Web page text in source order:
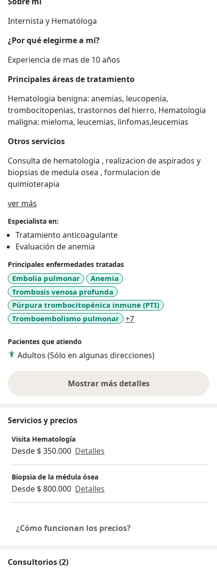
Internista y Hematóloga
¿Por qué elegirme a mí?
Experiencia de mas de 10 años
Principales áreas de tratamiento
Hematologia benigna: anemias, leucopenia,
trombocitopenias, trastornos del hierro, Hematologia
maligna: mieloma, leucemias, linfomas,leucemias
Otros servicios
Consulta de hematologia , realizacion de aspirados y
biopsias de medula osea , formulacion de
quimioterapia
ver más
Especialista en:
Tratamiento anticoagulante
Evaluación de anemia
Principales enfermedades tratadas
Embolia pulmonar
Anemia
Trombosis venosa profunda
Púrpura trombocitopénica inmune (PTI)
Tromboembolismo pulmonar
+7
Pacientes que atiendo
Adultos (Sólo en algunas direcciones)
Mostrar más detalles
sobre la experiencia
Servicios y precios
Visita Hematología
Desde $ 350.000 Detalles
Biopsia de la médula ósea
Desde $ 800.000 Detalles
¿Cómo funcionan los precios?
Consultorios (2)